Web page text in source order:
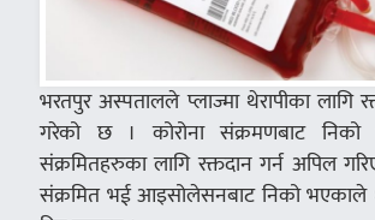
भरतपुर अस्पतालले प्लाज्मा थेरापीका लागि
गरेको छ । कोरोना संक्रमणबाट निको
संक्रमितहरुका लागि रक्तदान गर्न अपिल
संक्रमित भई आइसोलेसनबाट निको भएकाले